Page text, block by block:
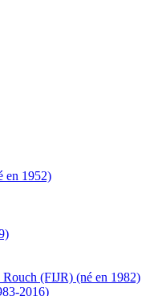
en 1952)
(FIJR) (né en 1982)
2016)